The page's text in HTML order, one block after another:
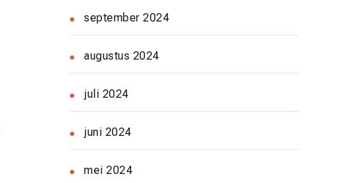
september 2024
augustus 2024
juli 2024
juni 2024
mei 2024